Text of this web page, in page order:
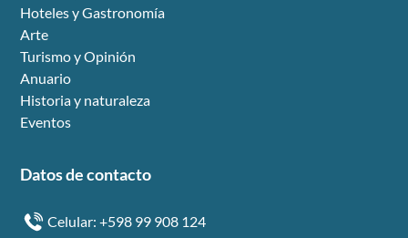
Hoteles y Gastronomía
Arte
Turismo y Opinión
Anuario
Historia y naturaleza
Eventos
Datos de contacto
Celular: +598 99 908 124